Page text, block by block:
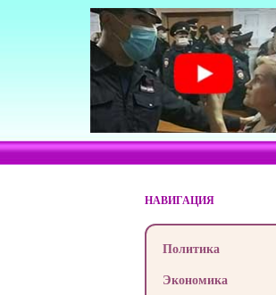
НАВИГАЦИЯ
Политика
Экономика